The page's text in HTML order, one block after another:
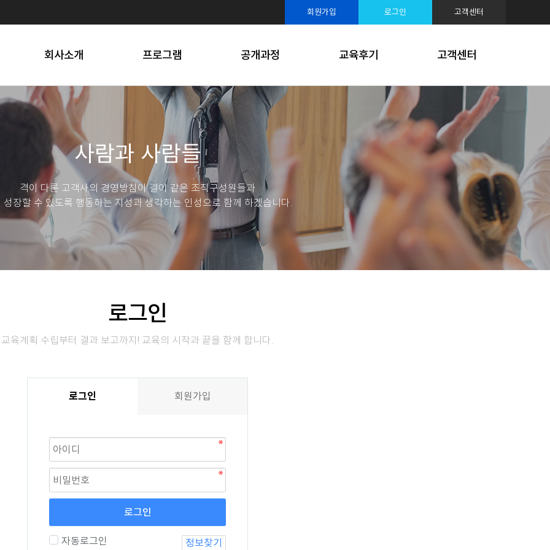
회원가입 로그인 고객센터
회사소개 프로그램 공개과정 교육후기 고객센터
사람과 사람들
격이 다른 고객사의 경영방침이 결이 같은 조직구성원들과
성장할 수 있도록 행동하는 지성과 생각하는 인성으로 함께 하겠습니다.
로그인
교육계획 수립부터 결과 보고까지! 교육의 시작과 끝을 함께 합니다.
로그인 회원가입
로그인
자동로그인 정보찾기